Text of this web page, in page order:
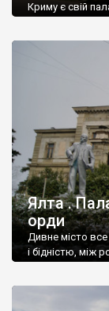
Криму є свій
Ялта .
орди
Дивне місто
і бідністю, між